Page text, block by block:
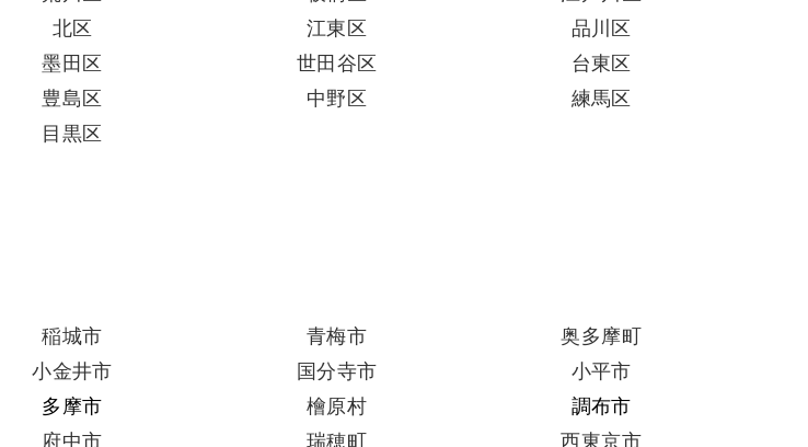
北区 江東区
品川区
墨田区 世田谷区
台東区
豊島区 中野区
練馬区
目黒区
稲城市 青梅市
奥多摩町
小金井市 国分寺市
小平市
多摩市 檜原村
調布市
府中市 瑞穂町 西東京市